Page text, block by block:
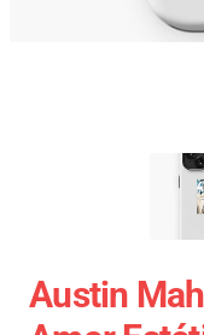
Austin